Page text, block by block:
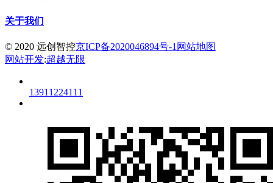
关于我们
© 2020 远创智控京ICP备2020046894号-1 网站地图
网站开发:超越无限
13911224111